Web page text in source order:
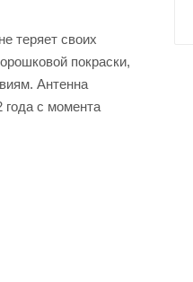
теряет своих
покраски,
Антенна
года с момента